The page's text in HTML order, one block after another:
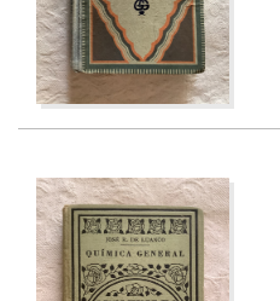
Naturaleza
Novela Extranjera
Novela histórica
Novela negra
Novela romántica